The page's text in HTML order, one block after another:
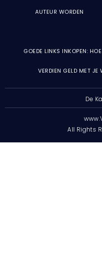
AUTEUR WORDEN
GOEDE LINKS INKOPEN:
VERDIEN GELD MET
De
All Rights